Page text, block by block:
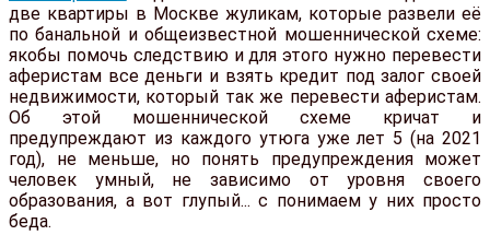
две квартиры в Москве жуликам, которые развели её
по банальной и общеизвестной мошеннической схеме:
якобы помочь следствию и для этого нужно перевести
аферистам все деньги и взять кредит под залог своей
недвижимости, который так же перевести аферистам.
Об этой мошеннической схеме кричат и
предупреждают из каждого утюга уже лет 5 (на 2021
год), не меньше, но понять предупреждения может
человек умный, не зависимо от уровня своего
образования, а вот глупый... с понимаем у них просто
беда.